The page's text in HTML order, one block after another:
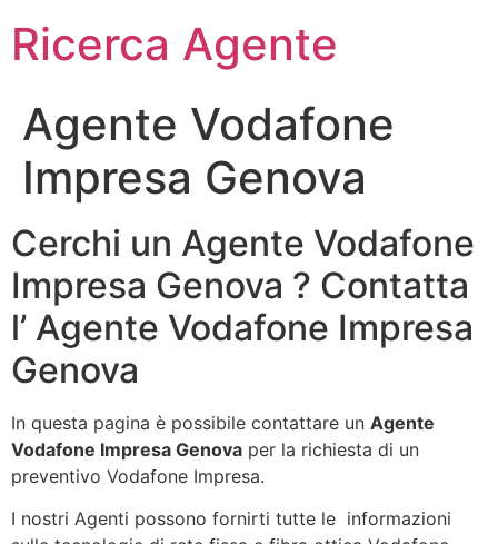
Ricerca Agente
Agente Vodafone
Impresa Genova
Cerchi un Agente Vodafone
Impresa Genova ? Contatta
l’ Agente Vodafone Impresa
Genova
In questa pagina è possibile contattare un Agente
Vodafone Impresa Genova per la richiesta di un
preventivo Vodafone Impresa.
I nostri Agenti possono fornirti tutte le informazioni